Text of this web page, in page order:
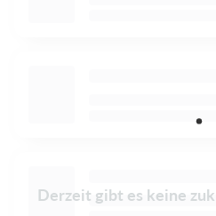
Derzeit gibt es keine